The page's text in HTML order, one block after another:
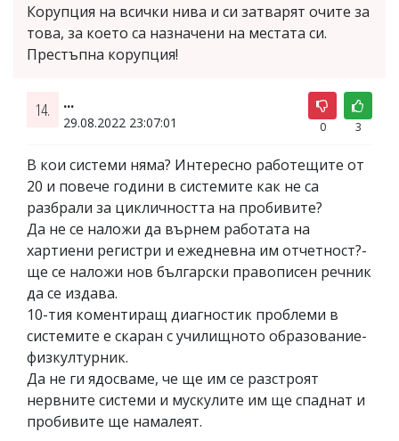
Корупция на всички нива и си затварят очите за
това, за което са назначени на местата си.
Престъпна корупция!
14. ...
29.08.2022 23:07:01 0 3
В кои системи няма? Интересно работещите от
20 и повече години в системите как не са
разбрали за цикличността на пробивите?
Да не се наложи да върнем работата на
хартиени регистри и ежедневна им отчетност?-
ще се наложи нов български правописен речник
да се издава.
10-тия коментиращ диагностик проблеми в
системите е скаран с училищното образование-
физкултурник.
Да не ги ядосваме, че ще им се разстроят
нервните системи и мускулите им ще спаднат и
пробивите ще намалеят.